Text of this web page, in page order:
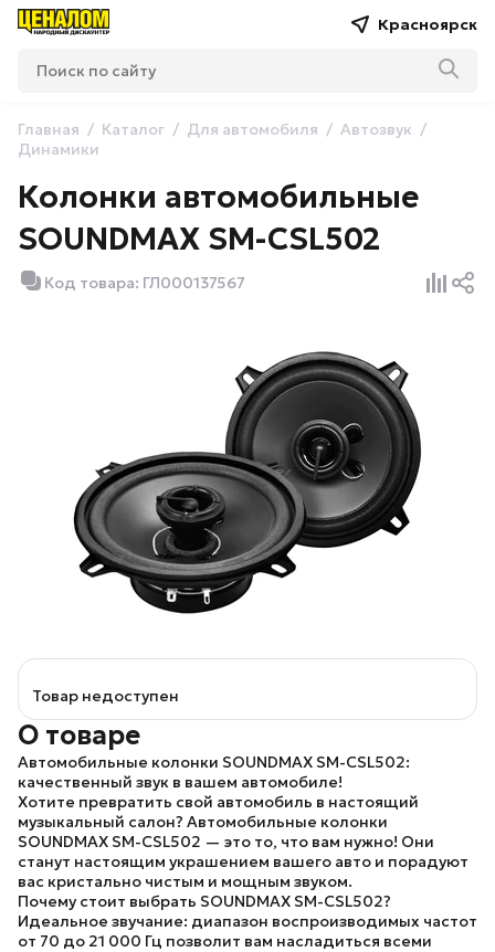
Красноярск
Главная Каталог Для автомобиля
Автозвук
Динамики
Колонки автомобильные
SOUNDMAX SM-CSL502
Код товара: ГЛ000137567
Товар недоступен
О товаре
Автомобильные колонки SOUNDMAX SM-CSL502:
качественный звук в вашем автомобиле!
Хотите превратить свой автомобиль в настоящий
музыкальный салон? Автомобильные колонки
SOUNDMAX SM-CSL502 — это то, что вам нужно! Они
станут настоящим украшением вашего авто и порадуют
вас кристально чистым и мощным звуком.
Почему стоит выбрать SOUNDMAX SM-CSL502?
Идеальное звучание: диапазон воспроизводимых частот
от 70 до 21 000 Гц позволит вам насладиться всеми